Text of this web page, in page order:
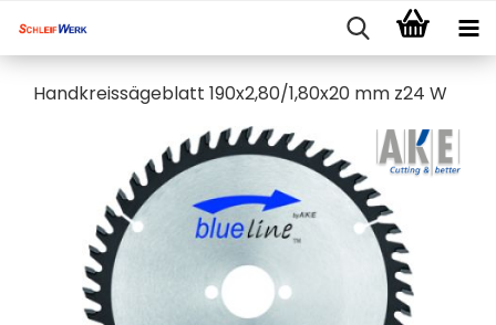
Handkreissägeblatt 190x2,80/1,80x20 mm z24 W